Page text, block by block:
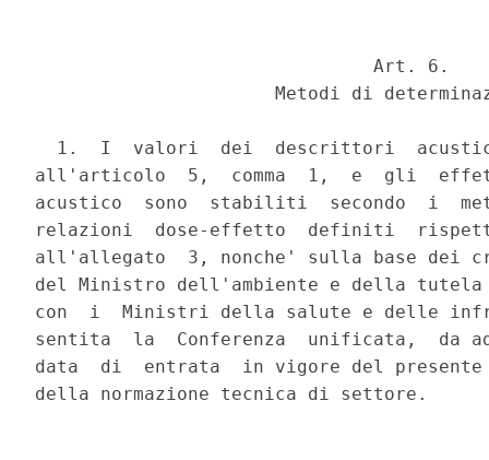
                               Art. 6.
Metodi di
1.  I  valori  dei  descrittori
all'articolo  5,  comma  1,  e  gli
acustico  sono  stabiliti  secondo  i
relazioni  dose-effetto  definiti
all'allegato  3, nonche' sulla base dei
del Ministro dell'ambiente e della
con  i  Ministri della salute e delle
sentita  la  Conferenza  unificata,  da
data  di  entrata  in vigore del presente